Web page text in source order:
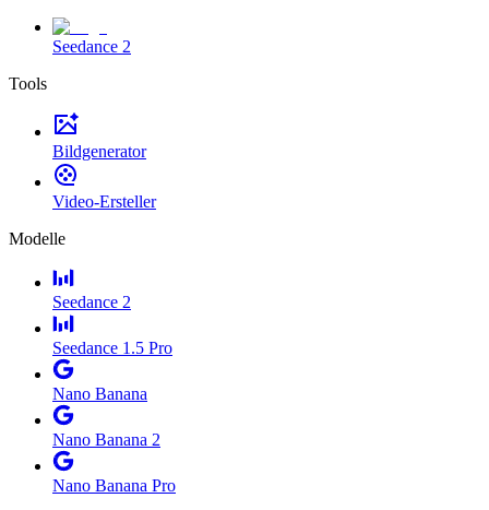
Seedance 2
Tools
Bildgenerator
Video-Ersteller
Modelle
Seedance 2
Seedance 1.5 Pro
Nano Banana
Nano Banana 2
Nano Banana Pro